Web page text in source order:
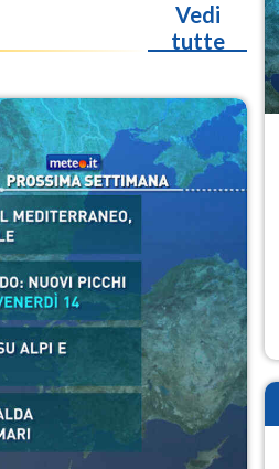
Vedi
tutte